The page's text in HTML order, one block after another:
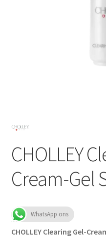
SALON BENODIGDHEDEN
CHOLLEY
Cream-Gel
WhatsApp ons
CHOLLEY Clearing Gel-